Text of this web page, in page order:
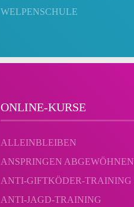
WELPENSCHULE
ONLINE-KURSE
ALLEINBLEIBEN
ANSPRINGEN ABGEWÖHNEN
ANTI-GIFTKÖDER-TRAINING
ANTI-JAGD-TRAINING